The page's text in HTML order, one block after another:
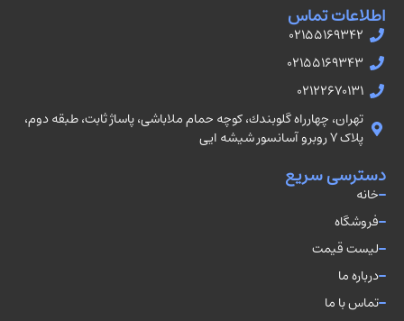
دسترسی سریع
خانه
فروشگاه
لیست قیمت
درباره ما
تماس با ما
اطلاعات تماس
02155169342
02155169343
02122670131
تهران، چهارراه گلوبندك، كوچه حمام ملاباشى، پاساژ ثابت، طبقه دوم،
پلاک ۷ روبرو آسانسور شيشه ايى